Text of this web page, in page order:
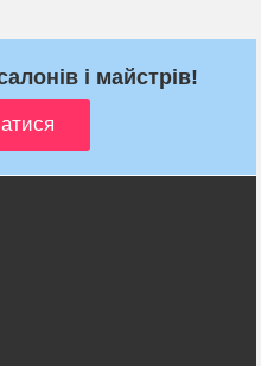
і майстрів!